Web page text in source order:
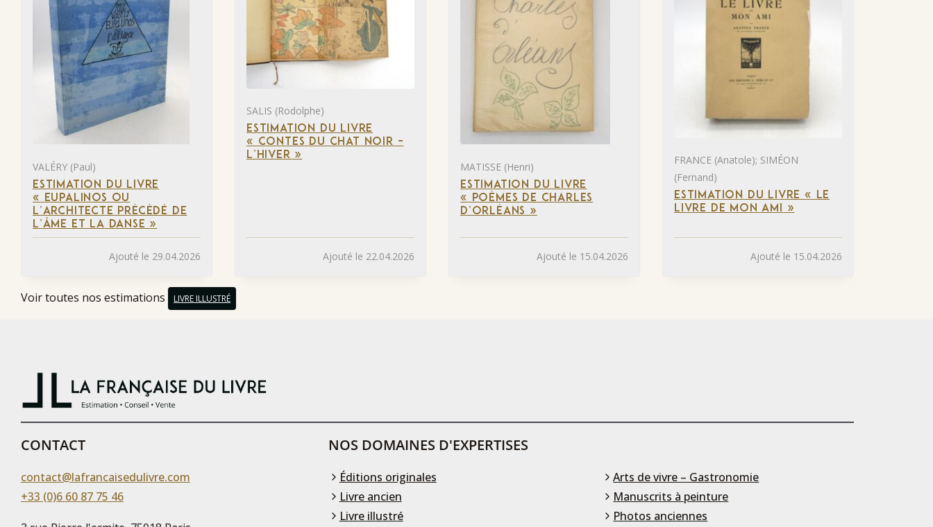
VALÉRY (Paul)
ESTIMATION DU LIVRE
« EUPALINOS OU
L’ARCHITECTE PRÉCÉDÉ DE
L’ÂME ET LA DANSE »
Ajouté le 29.04.2026
SALIS (Rodolphe)
ESTIMATION DU LIVRE
« CONTES DU CHAT NOIR –
L’HIVER »
Ajouté le 22.04.2026
MATISSE (Henri)
ESTIMATION DU LIVRE
« POÈMES DE CHARLES
D’ORLÉANS »
Ajouté le 15.04.2026
FRANCE (Anatole); SIMÉON
(Fernand)
ESTIMATION DU LIVRE « LE
LIVRE DE MON AMI »
Ajouté le 15.04.2026
Voir toutes nos estimations LIVRE ILLUSTRÉ
CONTACT
contact@lafrancaisedulivre.com
+33 (0)6 60 87 75 46
NOS DOMAINES D'EXPERTISES
Éditions originales
Livre ancien
Livre illustré
Arts de vivre – Gastronomie
Manuscrits à peinture
Photos anciennes